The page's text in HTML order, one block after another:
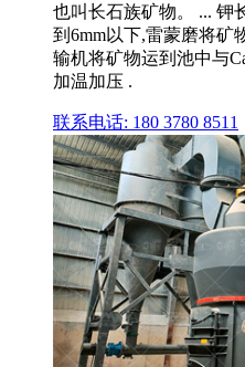
也叫长石族矿物。 ... 钾
到6mm以下,雷蒙磨将矿
输机将矿物运到池中与
加温加压 .
联系电话: 180 3780 8511